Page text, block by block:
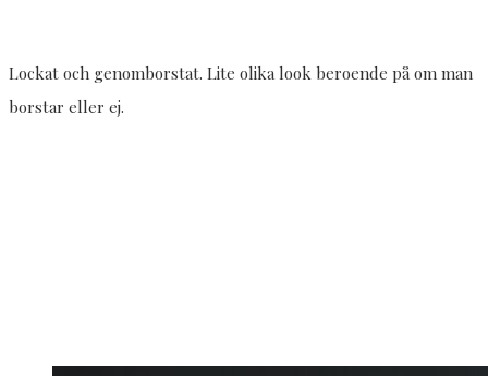
Lockat och genomborstat. Lite olika look beroende på om man
borstar eller ej.